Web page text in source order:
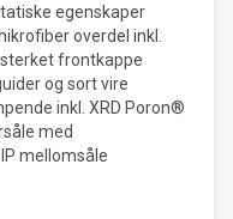
egenskaper
overdel inkl.
frontkappe
og sort vire
inkl. XRD Poron®
med
mellomsåle